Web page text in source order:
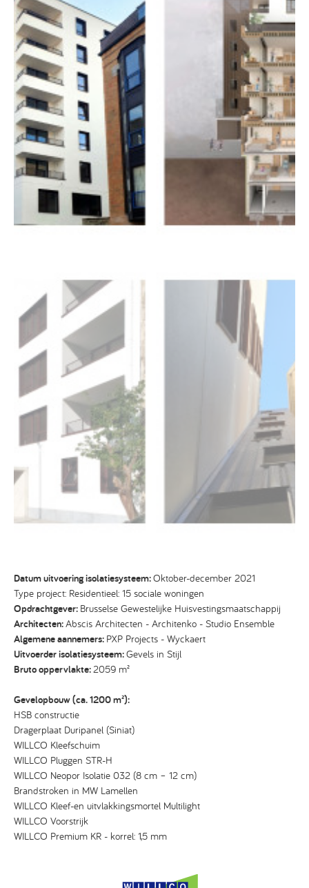
Datum uitvoering isolatiesysteem:Oktober-december 2021
Type project: Residentieel: 15 sociale woningen
Opdrachtgever: Brusselse Gewestelijke Huisvestingsmaatschappij
Architecten:Abscis Architecten - Architenko - Studio Ensemble
Algemene aannemers: PXP Projects - Wyckaert
Uitvoerder isolatiesysteem:Gevels in Stijl
Bruto oppervlakte:2059 m²
Gevelopbouw (ca. 1200 m²):
HSB constructie
Dragerplaat Duripanel (Siniat)
WILLCO Kleefschuim
WILLCO Pluggen STR-H
WILLCO Neopor Isolatie 032 (8 cm – 12 cm)
Brandstroken in MW Lamellen
WILLCO Kleef-en uitvlakkingsmortel Multilight
WILLCO Voorstrijk
WILLCO Premium KR - korrel: 1,5 mm